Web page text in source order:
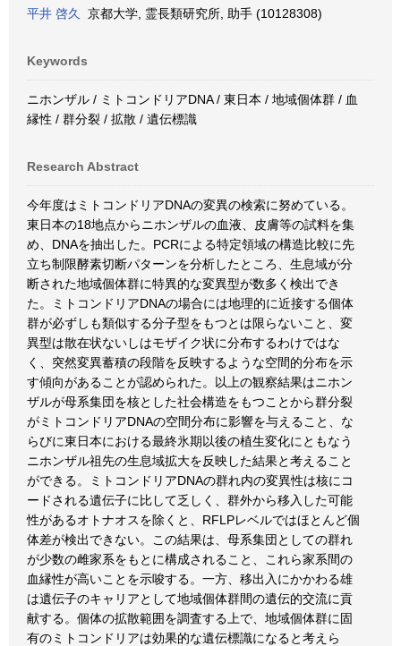
平井 啓久 京都大学, 霊長類研究所, 助手 (10128308)
Keywords
ニホンザル / ミトコンドリアDNA / 東日本 / 地域個体群 / 血
縁性 / 群分裂 / 拡散 / 遺伝標識
Research Abstract
今年度はミトコンドリアDNAの変異の検索に努めている。
東日本の18地点からニホンザルの血液、皮膚等の試料を集
め、DNAを抽出した。PCRによる特定領域の構造比較に先
立ち制限酵素切断パターンを分析したところ、生息域が分
断された地域個体群に特異的な変異型が数多く検出でき
た。ミトコンドリアDNAの場合には地理的に近接する個体
群が必ずしも類似する分子型をもつとは限らないこと、変
異型は散在状ないしはモザイク状に分布するわけではな
く、突然変異蓄積の段階を反映するような空間的分布を示
す傾向があることが認められた。以上の観察結果はニホン
ザルが母系集団を核とした社会構造をもつことから群分裂
がミトコンドリアDNAの空間分布に影響を与えること、な
らびに東日本における最終氷期以後の植生変化にともなう
ニホンザル祖先の生息域拡大を反映した結果と考えること
ができる。ミトコンドリアDNAの群れ内の変異性は核にコ
ードされる遺伝子に比して乏しく、群外から移入した可能
性があるオトナオスを除くと、RFLPレベルではほとんど個
体差が検出できない。この結果は、母系集団としての群れ
が少数の雌家系をもとに構成されること、これら家系間の
血縁性が高いことを示唆する。一方、移出入にかかわる雄
は遺伝子のキャリアとして地域個体群間の遺伝的交流に貢
献する。個体の拡散範囲を調査する上で、地域個体群に固
有のミトコンドリアは効果的な遺伝標識になると考えら